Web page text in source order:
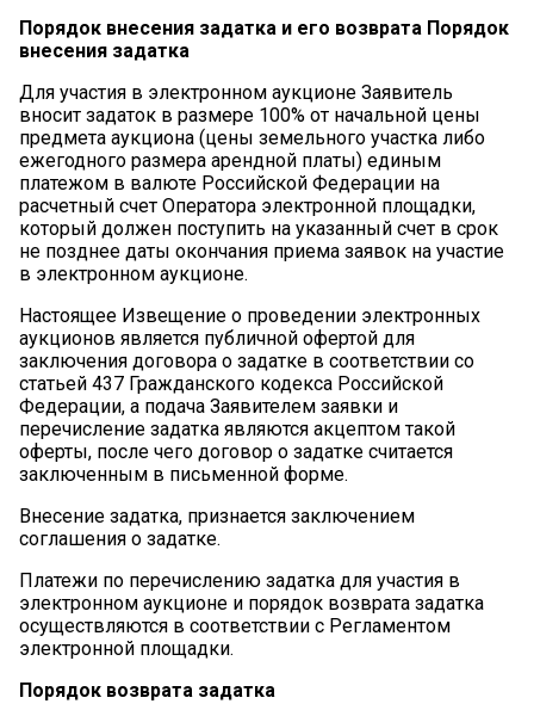
Порядок внесения задатка и его возврата Порядок
внесения задатка
Для участия в электронном аукционе Заявитель
вносит задаток в размере 100% от начальной цены
предмета аукциона (цены земельного участка либо
ежегодного размера арендной платы) единым
платежом в валюте Российской Федерации на
расчетный счет Оператора электронной площадки,
который должен поступить на указанный счет в срок
не позднее даты окончания приема заявок на участие
в электронном аукционе.
Настоящее Извещение о проведении электронных
аукционов является публичной офертой для
заключения договора о задатке в соответствии со
статьей 437 Гражданского кодекса Российской
Федерации, а подача Заявителем заявки и
перечисление задатка являются акцептом такой
оферты, после чего договор о задатке считается
заключенным в письменной форме.
Внесение задатка, признается заключением
соглашения о задатке.
Платежи по перечислению задатка для участия в
электронном аукционе и порядок возврата задатка
осуществляются в соответствии с Регламентом
электронной площадки.
Порядок возврата задатка